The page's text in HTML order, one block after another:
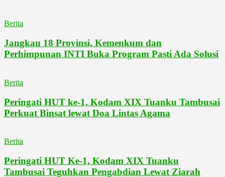
Berita
Jangkau 18 Provinsi, Kemenkum dan
Perhimpunan INTI Buka Program Pasti Ada Solusi
Berita
Peringati HUT ke-1, Kodam XIX Tuanku Tambusai
Perkuat Binsat lewat Doa Lintas Agama
Berita
Peringati HUT Ke-1, Kodam XIX Tuanku
Tambusai Teguhkan Pengabdian Lewat Ziarah